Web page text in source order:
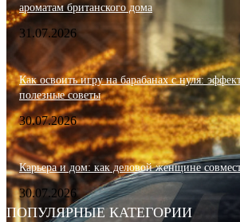
ароматам британского дома
31.07.2026
Как освоить игру на барабанах с нуля:
полезные советы
30.07.2026
Карьера и дом: как деловой женщине
30.07.2026
ПОПУЛЯРНЫЕ КАТЕГОРИИ